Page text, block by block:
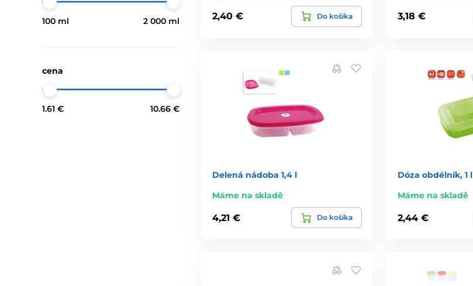
100 ml 2 000 ml
cena
1.61 € 10.66 €
2,40 € Do košíka 3,18 €
Delená nádoba 1,4 l
Máme na skladě
4,21 € Do košíka
Dóza obdélník, 1 l
Máme na skladě
2,44 €